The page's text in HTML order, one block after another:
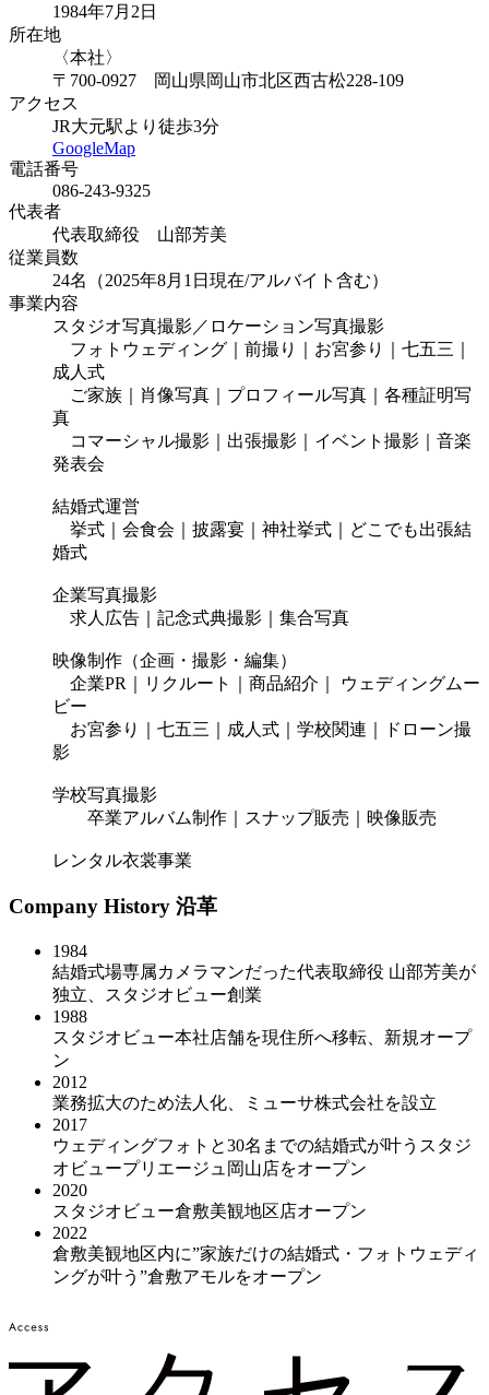
1984年7月2日
所在地
〈本社〉
〒700-0927 岡山県岡山市北区西古松228-109
アクセス
JR大元駅より徒歩3分
GoogleMap
電話番号
086-243-9325
代表者
代表取締役 山部芳美
従業員数
24名（2025年8月1日現在/アルバイト含む）
事業内容
スタジオ写真撮影／ロケーション写真撮影
フォトウェディング｜前撮り｜お宮参り｜七五三｜
成人式
ご家族｜肖像写真｜プロフィール写真｜各種証明写
真
コマーシャル撮影｜出張撮影｜イベント撮影｜音楽
発表会
結婚式運営
挙式｜会食会｜披露宴｜神社挙式｜どこでも出張結
婚式
企業写真撮影
求人広告｜記念式典撮影｜集合写真
映像制作（企画・撮影・編集）
企業PR｜リクルート｜商品紹介｜ ウェディングムー
ビー
お宮参り｜七五三｜成人式｜学校関連｜ドローン撮
影
学校写真撮影
卒業アルバム制作｜スナップ販売｜映像販売
レンタル衣裳事業
Company History 沿革
1984
結婚式場専属カメラマンだった代表取締役 山部芳美が
独立、スタジオビュー創業
1988
スタジオビュー本社店舗を現住所へ移転、新規オープ
ン
2012
業務拡大のため法人化、ミューサ株式会社を設立
2017
ウェディングフォトと30名までの結婚式が叶うスタジ
オビュープリエージュ岡山店をオープン
2020
スタジオビュー倉敷美観地区店オープン
2022
倉敷美観地区内に”家族だけの結婚式・フォトウェディ
ングが叶う”倉敷アモルをオープン